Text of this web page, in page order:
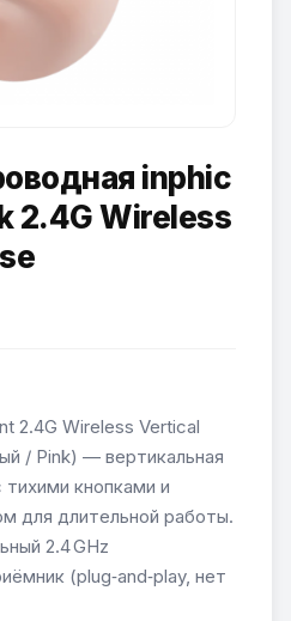
inphic
2.4G Wireless
2.4G Wireless Vertical
/ Pink) — вертикальная
кнопками и
для длительной работы.
2.4 GHz
(plug‑and‑play, нет